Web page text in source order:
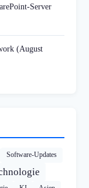
Server
(August
Software-Updates